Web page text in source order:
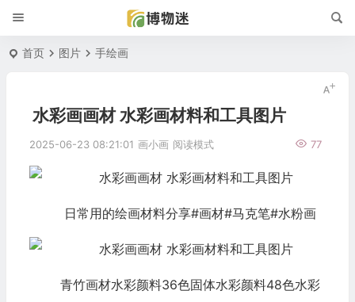
首页 图片 手绘画
水彩画画材 水彩画材料和工具图片
2025-06-23 08:21:01 画小画 77
阅读模式
日常用的绘画材料分享#画材#马克笔#水粉画
青竹画材水彩颜料36色固体水彩颜料48色水彩